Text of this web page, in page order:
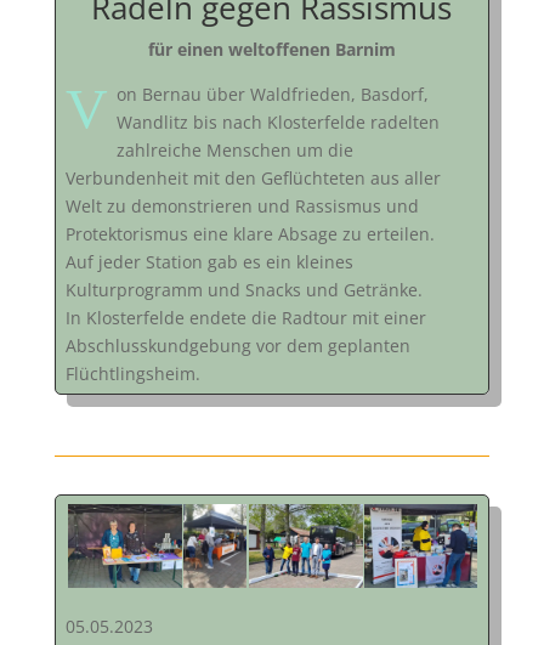
für einen weltoffenen Barnim
V on Bernau über Waldfrieden, Basdorf,
Wandlitz bis nach Klosterfelde radelten
zahlreiche Menschen um die
Verbundenheit mit den Geflüchteten aus aller
Welt zu demonstrieren und Rassismus und
Protektorismus eine klare Absage zu erteilen.
Auf jeder Station gab es ein kleines
Kulturprogramm und Snacks und Getränke.
In Klosterfelde endete die Radtour mit einer
Abschlusskundgebung vor dem geplanten
Flüchtlingsheim.
05.05.2023